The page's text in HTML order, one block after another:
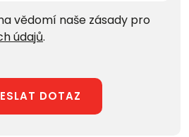
vědomí naše zásady pro
údajů.
DOTAZ